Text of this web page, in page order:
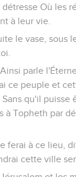
Où les
à leur vie.
le vase, sous
parle
ce peuple et
qu'il puisse
à Topheth par
ferai à ce lieu,
cette ville